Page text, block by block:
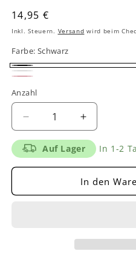
Normaler
Preis
14,95 €
Inkl. Steuern. Versand wird beim
Farbe: Schwarz
Schwarz
Weiß
Anzahl
Verringere
die
Menge
für
heute
Erhöhe
die
Menge
für
kündigst
heute
Auf Lager In 1-2
In den